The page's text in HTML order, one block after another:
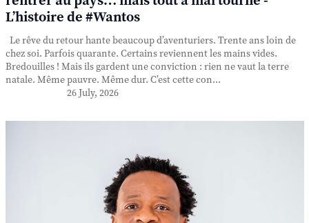
L’histoire de #Wantos
Le rêve du retour hante beaucoup d’aventuriers. Trente ans loin de
chez soi. Parfois quarante. Certains reviennent les mains vides.
Bredouilles ! Mais ils gardent une conviction : rien ne vaut la terre
natale. Même pauvre. Même dur. C’est cette con...
26 July, 2026